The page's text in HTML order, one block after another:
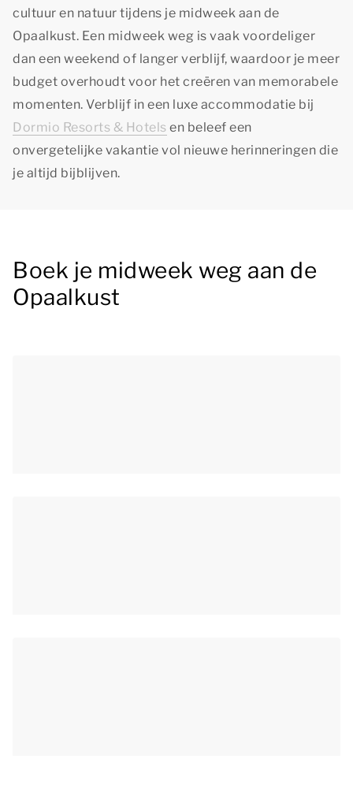
cultuur en natuur tijdens je midweek aan de
Opaalkust. Een midweek weg is vaak voordeliger
dan een weekend of langer verblijf, waardoor je meer
budget overhoudt voor het creëren van memorabele
momenten. Verblijf in een luxe accommodatie bij
Dormio Resorts & Hotels en beleef een
onvergetelijke vakantie vol nieuwe herinneringen die
je altijd bijblijven.
Boek je midweek weg aan de
Opaalkust